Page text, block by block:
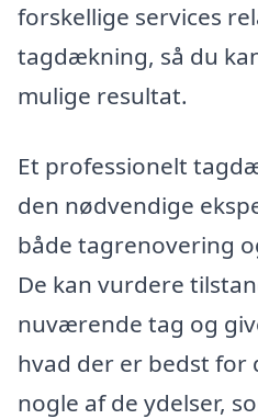
forskellige services
tagdækning, så du
mulige resultat.
Et professionelt
den nødvendige
både tagrenovering
De kan vurdere
nuværende tag og
hvad der er bedst for
nogle af de ydelser,